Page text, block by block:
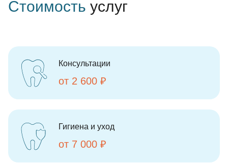
Стоимость услуг
Консультации
от 2 600 ₽
Гигиена и уход
от 7 000 ₽